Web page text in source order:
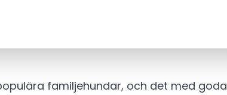
familjehundar, och det med goda